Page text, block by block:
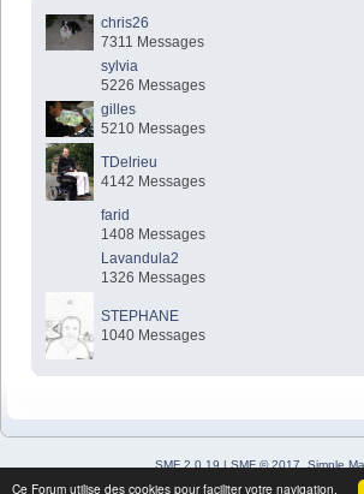
Ce Forum utilise des cookies pour faciliter votre navigation.
chris26
7311 Messages
sylvia
5226 Messages
gilles
5210 Messages
TDelrieu
4142 Messages
farid
1408 Messages
Lavandula2
1326 Messages
STEPHANE
1040 Messages
SMF 2.0.19 | SMF © 2017
Simple
Simple Audio Video Embedder